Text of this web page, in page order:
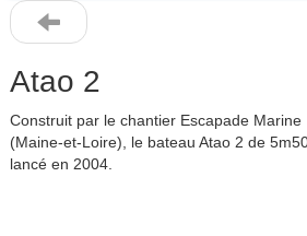
Atao 2
Construit par le chantier Escapade Marine
(Maine-et-Loire), le bateau Atao 2 de
lancé en 2004.